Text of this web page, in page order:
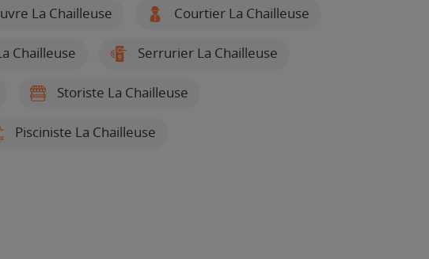
La Chailleuse Courtier La Chailleuse
Chailleuse Serrurier La Chailleuse
Storiste La Chailleuse
Pisciniste La Chailleuse